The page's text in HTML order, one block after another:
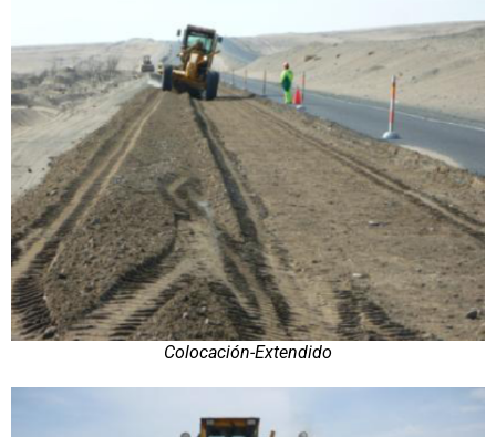
Colocación-Extendido